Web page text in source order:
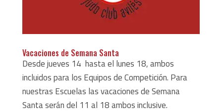
Vacaciones de Semana Santa
Desde jueves 14 hasta el lunes 18, ambos
incluidos para los Equipos de Competición. Para
nuestras Escuelas las vacaciones de Semana
Santa serán del 11 al 18 ambos inclusive.